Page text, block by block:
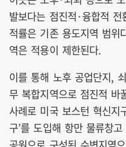
발보다는 점진적·융합적
적률은 기존 용도지역 범위
역은 적용이 제한된다.
이를 통해 노후 공업단지,
무 복합지역으로 점진적
사례로 미국 보스턴 혁신지
구’를 도입해 항만 물류창